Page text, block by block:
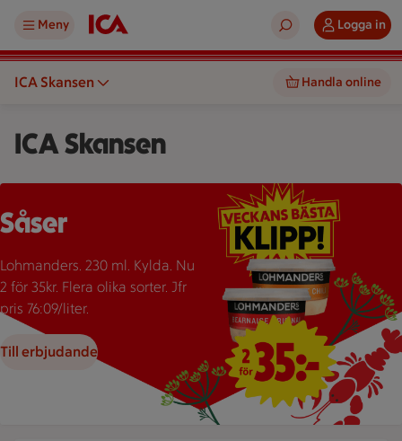
Meny Logga in
ICA Skansen Handla online
ICA Skansen
Två burkar Lohmanders sås med texten "2 för 35:-" som
Såser
Lohmanders. 230 ml. Kylda. Nu
2 för 35kr. Flera olika sorter. Jfr
pris 76:09/liter.
Till erbjudande